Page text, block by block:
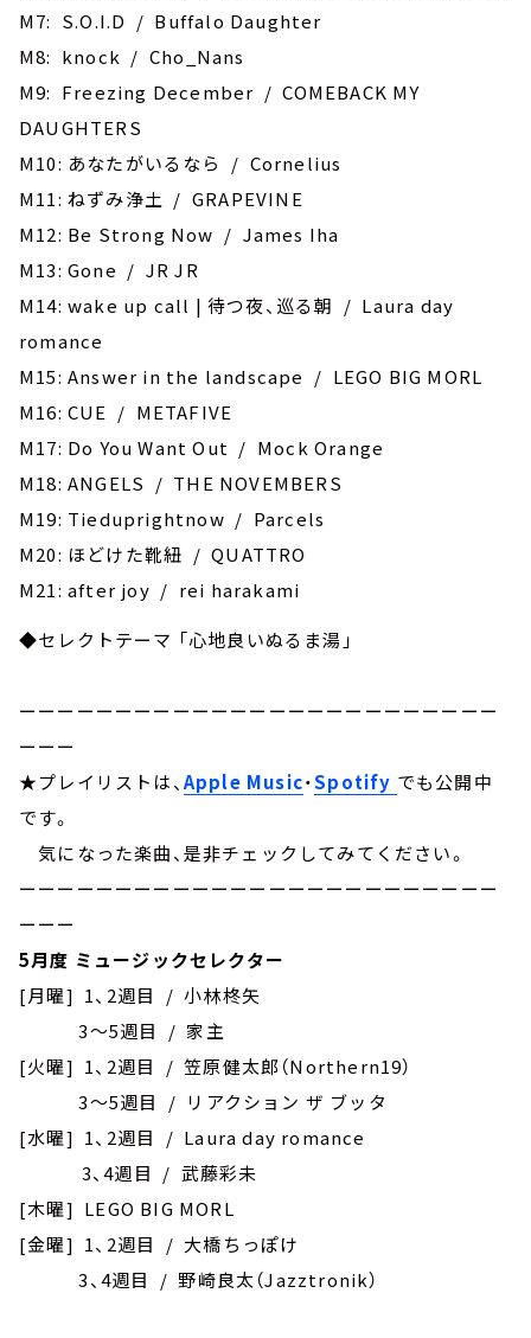
M7: S.O.I.D / Buffalo Daughter
M8: knock / Cho_Nans
M9: Freezing December / COMEBACK MY
DAUGHTERS
M10: あなたがいるなら / Cornelius
M11: ねずみ浄土 / GRAPEVINE
M12: Be Strong Now / James Iha
M13: Gone / JR JR
M14: wake up call | 待つ夜、巡る朝 / Laura day
romance
M15: Answer in the landscape / LEGO BIG MORL
M16: CUE / METAFIVE
M17: Do You Want Out / Mock Orange
M18: ANGELS / THE NOVEMBERS
M19: Tieduprightnow / Parcels
M20: ほどけた靴紐 / QUATTRO
M21: after joy / rei harakami
◆セレクトテーマ 「心地良いぬるま湯」
ーーーーーーーーーーーーーーーーーーーーーーーーー
ーーー
★プレイリストは、Apple Music・Spotify でも公開中
です。
気になった楽曲、是非チェックしてみてください。
ーーーーーーーーーーーーーーーーーーーーーーーーー
ーーー
5月度 ミュージックセレクター
[月曜] 1、2週目 / 小林柊矢
3～5週目 / 家主
[火曜] 1、2週目 / 笠原健太郎（Northern19）
3～5週目 / リアクション ザ ブッタ
[水曜] 1、2週目 / Laura day romance
3、4週目 / 武藤彩未
[木曜] LEGO BIG MORL
[金曜] 1、2週目 / 大橋ちっぽけ
3、4週目 / 野崎良太（Jazztronik）